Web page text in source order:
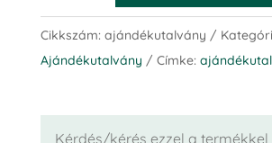
Cikkszám: ajándékutalvány
Ajándékutalvány
Címke: